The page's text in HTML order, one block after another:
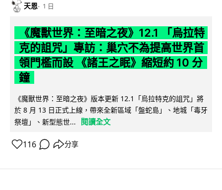
天恩 1 日
《魔獸世界：至暗之夜》12.1 「烏拉特
克的詛咒」專訪：巢穴不為提高世界首
領門檻而設 《諸王之眠》縮短約 10 分
鐘
《魔獸世界：至暗之夜》版本更新 12.1「烏拉特克的詛咒」將
於 8 月 13 日正式上線，帶來全新區域「盤蛇島」、地城「毒牙
祭壇」、新型態世...
閱讀全文
116 分享